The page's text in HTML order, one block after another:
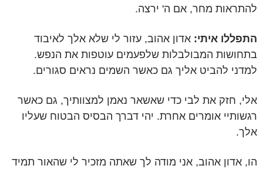
להתראות מחר, אם ה' ירצה.
התפללו איתי: אדון אהוב, עזור לי שלא אלך לאיבוד
בתחושות המבולבלות שלפעמים עוטפות את הנפש.
למדני להביט אליך גם כאשר השמים נראים סגורים.
אלי, חזק את לבי כדי שאשאר נאמן למצוותיך, גם כאשר
רגשותיי אומרים אחרת. יהי דברך הבסיס הבטוח שעליו
אלך.
הו, אדון אהוב, אני מודה לך שאתה מזכיר לי שהאור תמיד